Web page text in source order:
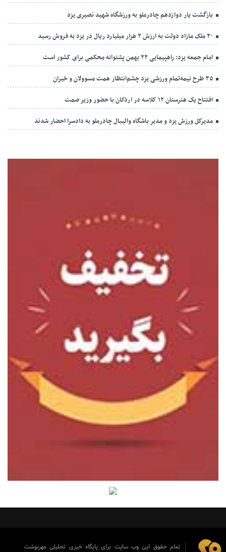
بازگشت یار دوازدهم چادرملو به ورزشگاه شهید نصیری یزد
امام جمعه یزد: راهپیمایی ۲۲ بهمن پشتوانه محکمی برای کشور است
افتتاح یک هنرستان ۱۲ کلاسه در اردکان با حضور وزیر صمت
مدیرکل ورزش یزد و مدیر باشگاه والیبال چادرملو به دادسرا احضار شدند
تمام حقوق این وب سایت برای پایگاه خبری تحلیلی مهرنوشت